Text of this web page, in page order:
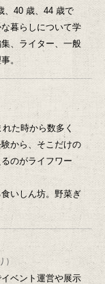
、40 歳、44 歳で
暮らしについて学
、ライター、一般
。
た時から数多く
から、そこだけの
のがライフワー
いしん坊。野菜ぎ
ベント運営や展示